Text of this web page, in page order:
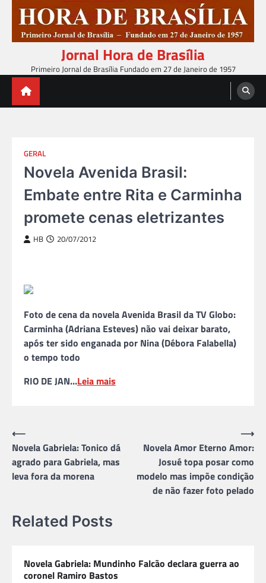
content
Jornal Hora de Brasília
Primeiro Jornal de Brasília Fundado em 27 de Janeiro de 1957
GERAL
Novela Avenida Brasil:
Embate entre Rita e Carminha
promete cenas eletrizantes
HB 20/07/2012
Foto de cena da novela Avenida Brasil da TV Globo:
Carminha (Adriana Esteves) não vai deixar barato,
após ter sido enganada por Nina (Débora Falabella)
o tempo todo
RIO DE JAN…Leia mais
Navegação
de
Post
⟵
Novela Gabriela: Tonico dá
agrado para Gabriela, mas
leva fora da morena
Novela Amor Eterno Amor:
Josué topa posar como
modelo mas impõe condição
de não fazer foto pelado
⟶
Related Posts
Novela Gabriela: Mundinho Falcão declara guerra ao
coronel Ramiro Bastos